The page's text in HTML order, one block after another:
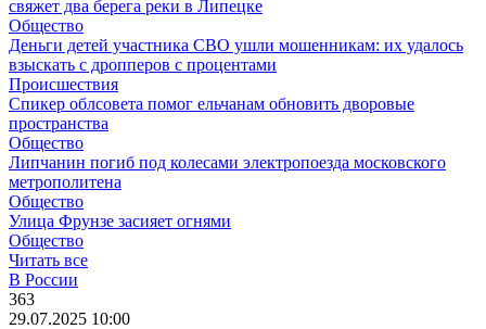
свяжет два берега реки в Липецке
Общество
Деньги детей участника СВО ушли мошенникам: их удалось
взыскать с дропперов с процентами
Происшествия
Спикер облсовета помог ельчанам обновить дворовые
пространства
Общество
Липчанин погиб под колесами электропоезда московского
метрополитена
Общество
Улица Фрунзе засияет огнями
Общество
Читать все
В России
363
29.07.2025 10:00